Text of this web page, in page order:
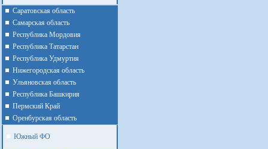
Cаратовская область
Cамарская область
Республика Мордовия
Республика Татарстан
Республика Удмуртия
Нижегородская область
Ульяновская область
Республика Башкирия
Пермский Край
Оренбурская область
Южный ФО